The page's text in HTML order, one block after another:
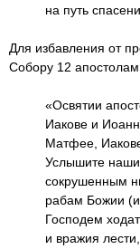
на путь
Для избавления от
Собору 12 апостолам.
«Освятии
Иакове и
Матфее,
Услышите
сокрушенным
рабам Божии
Господем
и вражия